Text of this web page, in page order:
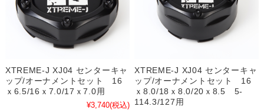
XTREME-J XJ04 センターキャ
ップ/オーナメントセット 16
ｘ6.5/16ｘ7.0/17ｘ7.0用
¥3,740(税込)
XTREME-J XJ04 センターキャ
ップ/オーナメントセット 16
ｘ8.0/18ｘ8.0/20ｘ8.5 5-
114.3/127用